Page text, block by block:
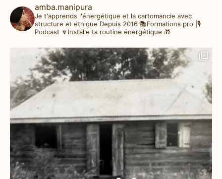
amba.manipura
Je t'apprends l'énergétique et la cartomancie avec
structure et éthique Depuis 2016 📚Formations pro |🎙️
Podcast 🔽Installe ta routine énergétique 🎁